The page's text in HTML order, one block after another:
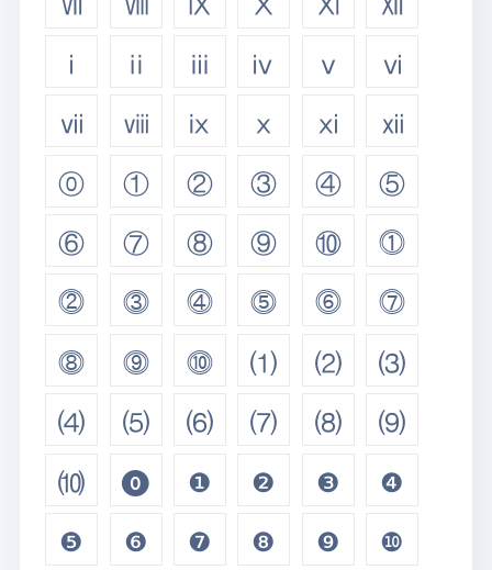
ⅰ
ⅱ ⅲ ⅳ ⅴ
ⅵ
ⅶ
ⅷ ⅸ ⅹ ⅺ
ⅻ
⓪
① ② ③ ④
⑤
⑥
⑦ ⑧ ⑨ ⑩
⓵
⓶
⓷ ⓸ ⓹ ⓺
⓻
⓼
⓽ ⓾ ⑴ ⑵
⑶
⑷
⑸ ⑹ ⑺ ⑻
⑼
⑽
⓿ ❶ ❷ ❸
❹
❺
❻ ❼ ❽ ❾ ❿